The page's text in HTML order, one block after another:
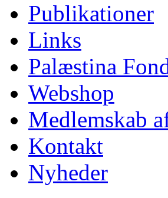
Publikationer
Links
Palæstina
Webshop
Medlemskab
Kontakt
Nyheder